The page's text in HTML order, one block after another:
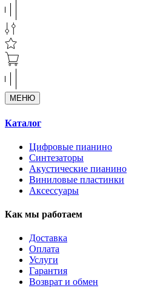
МЕНЮ
Каталог
Цифровые пианино
Синтезаторы
Акустические пианино
Виниловые пластинки
Аксессуары
Как мы работаем
Доставка
Оплата
Услуги
Гарантия
Возврат и обмен